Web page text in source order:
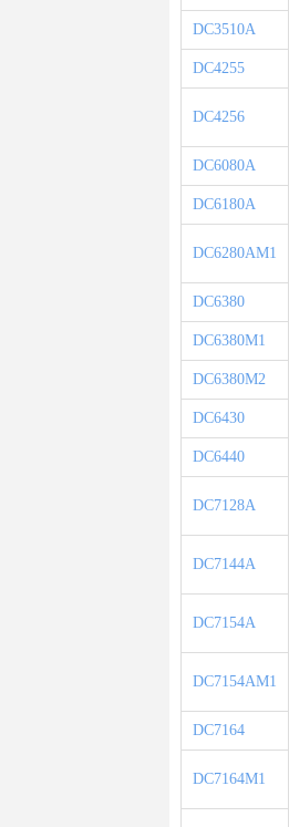
DC3510A
DC4255
DC4256
DC6080A
DC6180A
DC6280AM1
DC6380
DC6380M1
DC6380M2
DC6430
DC6440
DC7128A
DC7144A
DC7154A
DC7154AM1
DC7164
DC7164M1